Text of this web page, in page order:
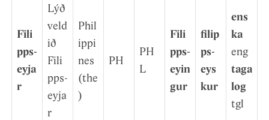
Fili
pps­
eyja
r
Lýð
veld
ið
Fili
pps­
eyja
r
Phil
ippi
nes
(the
)
PH
PH
L
Fili
pps­
eyin
g­ur
filip
ps­
eys
k­ur
ens
ka
eng
taga
log
tgl